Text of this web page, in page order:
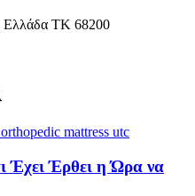
Ελλάδα ΤΚ 68200
Έχει Έρθει η Ώρα να